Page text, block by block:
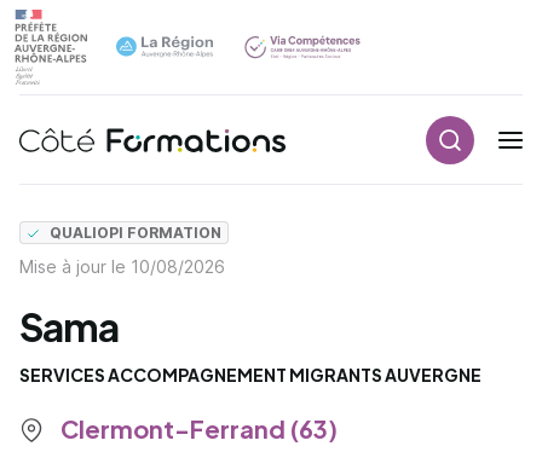
Navigation principale
QUALIOPI FORMATION
Mise à jour le 10/08/2026
Sama
SERVICES ACCOMPAGNEMENT MIGRANTS AUVERGNE
Clermont-Ferrand (63)